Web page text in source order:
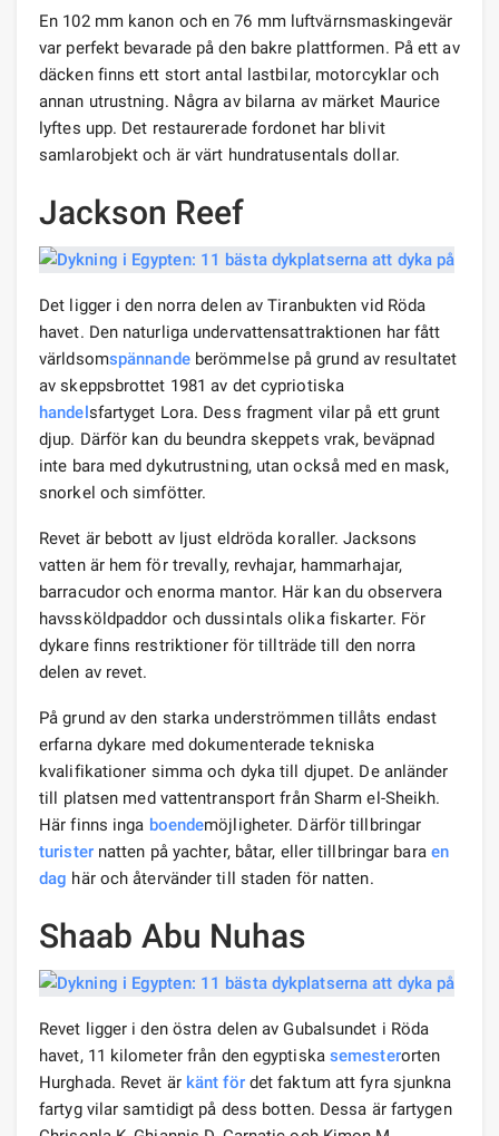
En 102 mm kanon och en 76 mm luftvärnsmaskingevär
var perfekt bevarade på den bakre plattformen. På ett av
däcken finns ett stort antal lastbilar, motorcyklar och
annan utrustning. Några av bilarna av märket Maurice
lyftes upp. Det restaurerade fordonet har blivit
samlarobjekt och är värt hundratusentals dollar.
Jackson Reef
Det ligger i den norra delen av Tiranbukten vid Röda
havet. Den naturliga undervattensattraktionen har fått
världsomspännandeberömmelse på grund av resultatet
av skeppsbrottet 1981 av det cypriotiska
handelsfartyget Lora. Dess fragment vilar på ett grunt
djup. Därför kan du beundra skeppets vrak, beväpnad
inte bara med dykutrustning, utan också med en mask,
snorkel och simfötter.
Revet är bebott av ljust eldröda koraller. Jacksons
vatten är hem för trevally, revhajar, hammarhajar,
barracudor och enorma mantor. Här kan du observera
havssköldpaddor och dussintals olika fiskarter. För
dykare finns restriktioner för tillträde till den norra
delen av revet.
På grund av den starka underströmmen tillåts endast
erfarna dykare med dokumenterade tekniska
kvalifikationer simma och dyka till djupet. De anländer
till platsen med vattentransport från Sharm el-Sheikh.
Här finns inga boendemöjligheter. Därför tillbringar
turisternatten på yachter, båtar, eller tillbringar bara en
dag här och återvänder till staden för natten.
Shaab Abu Nuhas
Revet ligger i den östra delen av Gubalsundet i Röda
havet, 11 kilometer från den egyptiska semesterorten
Hurghada. Revet är känt fördet faktum att fyra sjunkna
fartyg vilar samtidigt på dess botten. Dessa är fartygen